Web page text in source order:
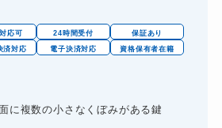
応可 24時間受付
保証あり
済対応 電子決済対応
資格保有者在籍
に複数の小さなくぼみがある鍵